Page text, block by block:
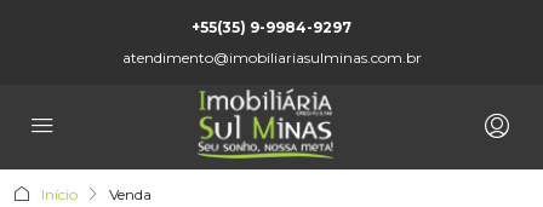
+55(35) 9-9984-9297
atendimento@imobiliariasulminas.com.br
Início Venda